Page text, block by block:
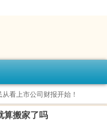
看上市公司财报开始！
算搬家了吗